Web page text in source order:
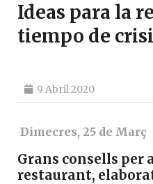
Ideas para la
tiempo de
9 Abril 2020
Dimecres, 25 de Març
Grans consells per
restaurant,